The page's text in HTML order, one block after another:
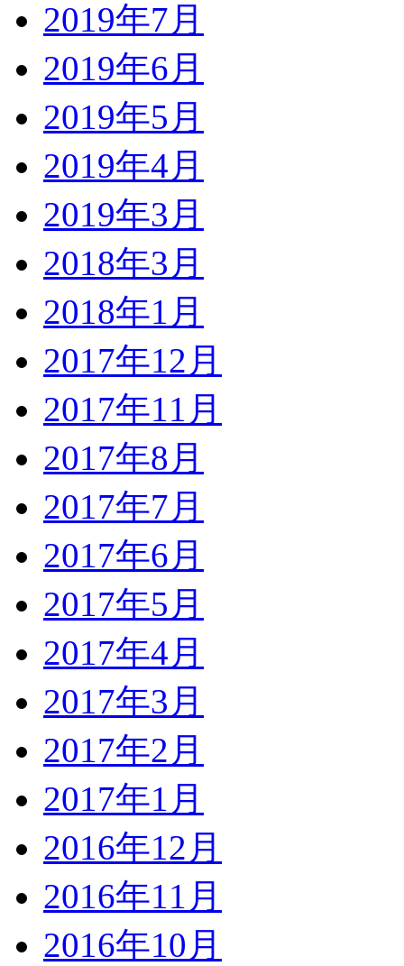
2019年7月
2019年6月
2019年5月
2019年4月
2019年3月
2018年3月
2018年1月
2017年12月
2017年11月
2017年8月
2017年7月
2017年6月
2017年5月
2017年4月
2017年3月
2017年2月
2017年1月
2016年12月
2016年11月
2016年10月